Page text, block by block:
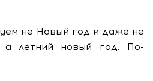
не Новый год и даже не
летний новый год. По-